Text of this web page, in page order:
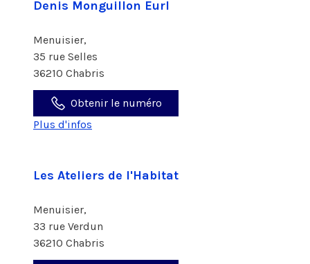
Denis Monguillon Eurl
Menuisier,
35 rue Selles
36210 Chabris
Obtenir le numéro
Plus d'infos
Les Ateliers de l'Habitat
Menuisier,
33 rue Verdun
36210 Chabris